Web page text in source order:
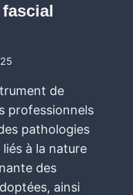
de
professionnels
pathologies
à la nature
des
ainsi